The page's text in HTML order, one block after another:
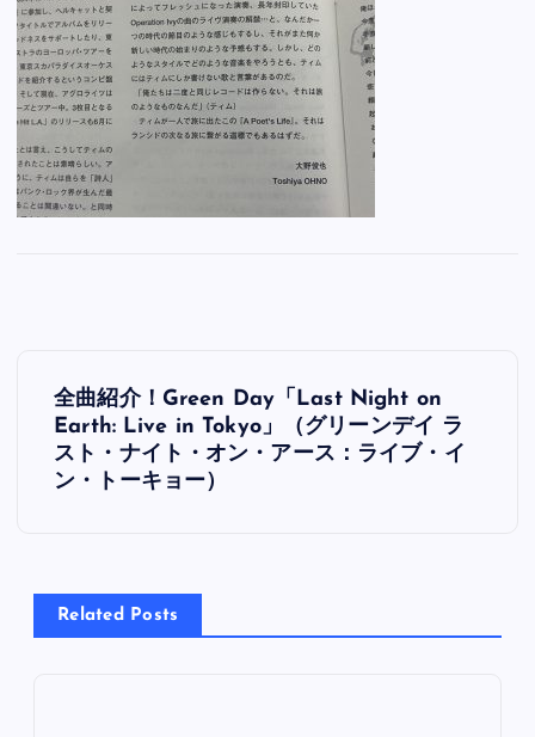
投
稿
ナ
ゲ
全曲紹介！Green Day「Last Night on
Earth: Live in Tokyo」（グリーンデイ ラ
スト・ナイト・オン・アース：ライブ・イ
ン・トーキョー）
Related Posts